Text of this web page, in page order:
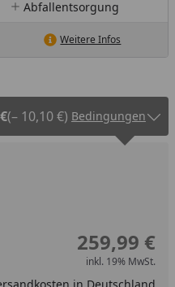
Abfallentsorgung
Weitere Infos
(– 10,10 €) Bedingungen
eingeben
um eins erhöhen
259,99 €
inkl. 19% MwSt.